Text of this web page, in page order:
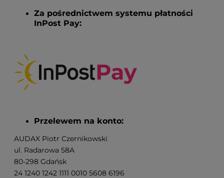
Za pośrednictwem systemu płatności
InPost Pay:
Przelewem na konto:
AUDAX Piotr Czernikowski
ul. Radarowa 58A
80-298 Gdańsk
24 1240 1242 1111 0010 5608 6196